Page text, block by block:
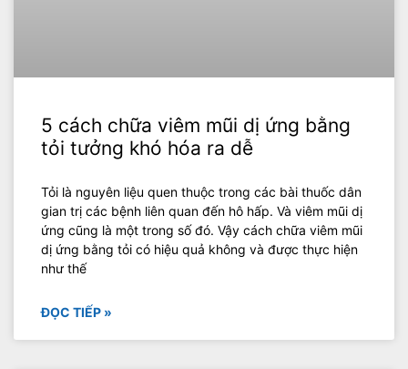
5 cách chữa viêm mũi dị ứng bằng
tỏi tưởng khó hóa ra dễ
Tỏi là nguyên liệu quen thuộc trong các bài thuốc dân
gian trị các bệnh liên quan đến hô hấp. Và viêm mũi dị
ứng cũng là một trong số đó. Vậy cách chữa viêm mũi
dị ứng bằng tỏi có hiệu quả không và được thực hiện
như thế
ĐỌC TIẾP »